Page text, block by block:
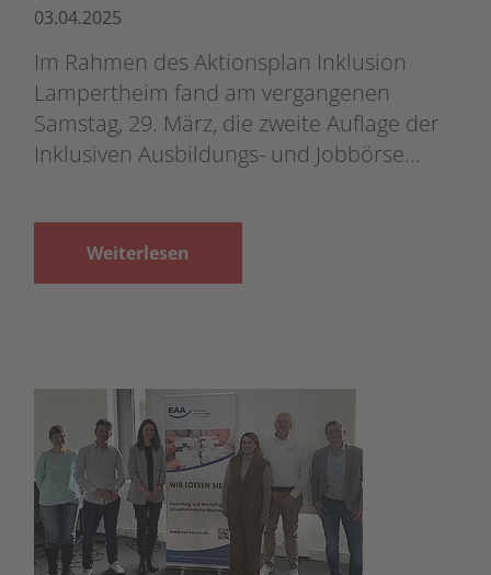
03.04.2025
Im Rahmen des Aktionsplan Inklusion
Lampertheim fand am vergangenen
Samstag, 29. März, die zweite Auflage der
Inklusiven Ausbildungs- und Jobbörse…
Weiterlesen